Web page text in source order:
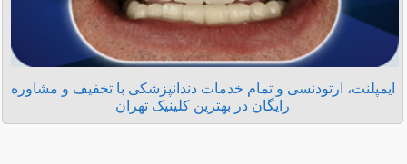
ایمپلنت، ارتودنسی و تمام خدمات دندانپزشکی با تخفیف و مشاوره
رایگان در بهترین کلینیک تهران